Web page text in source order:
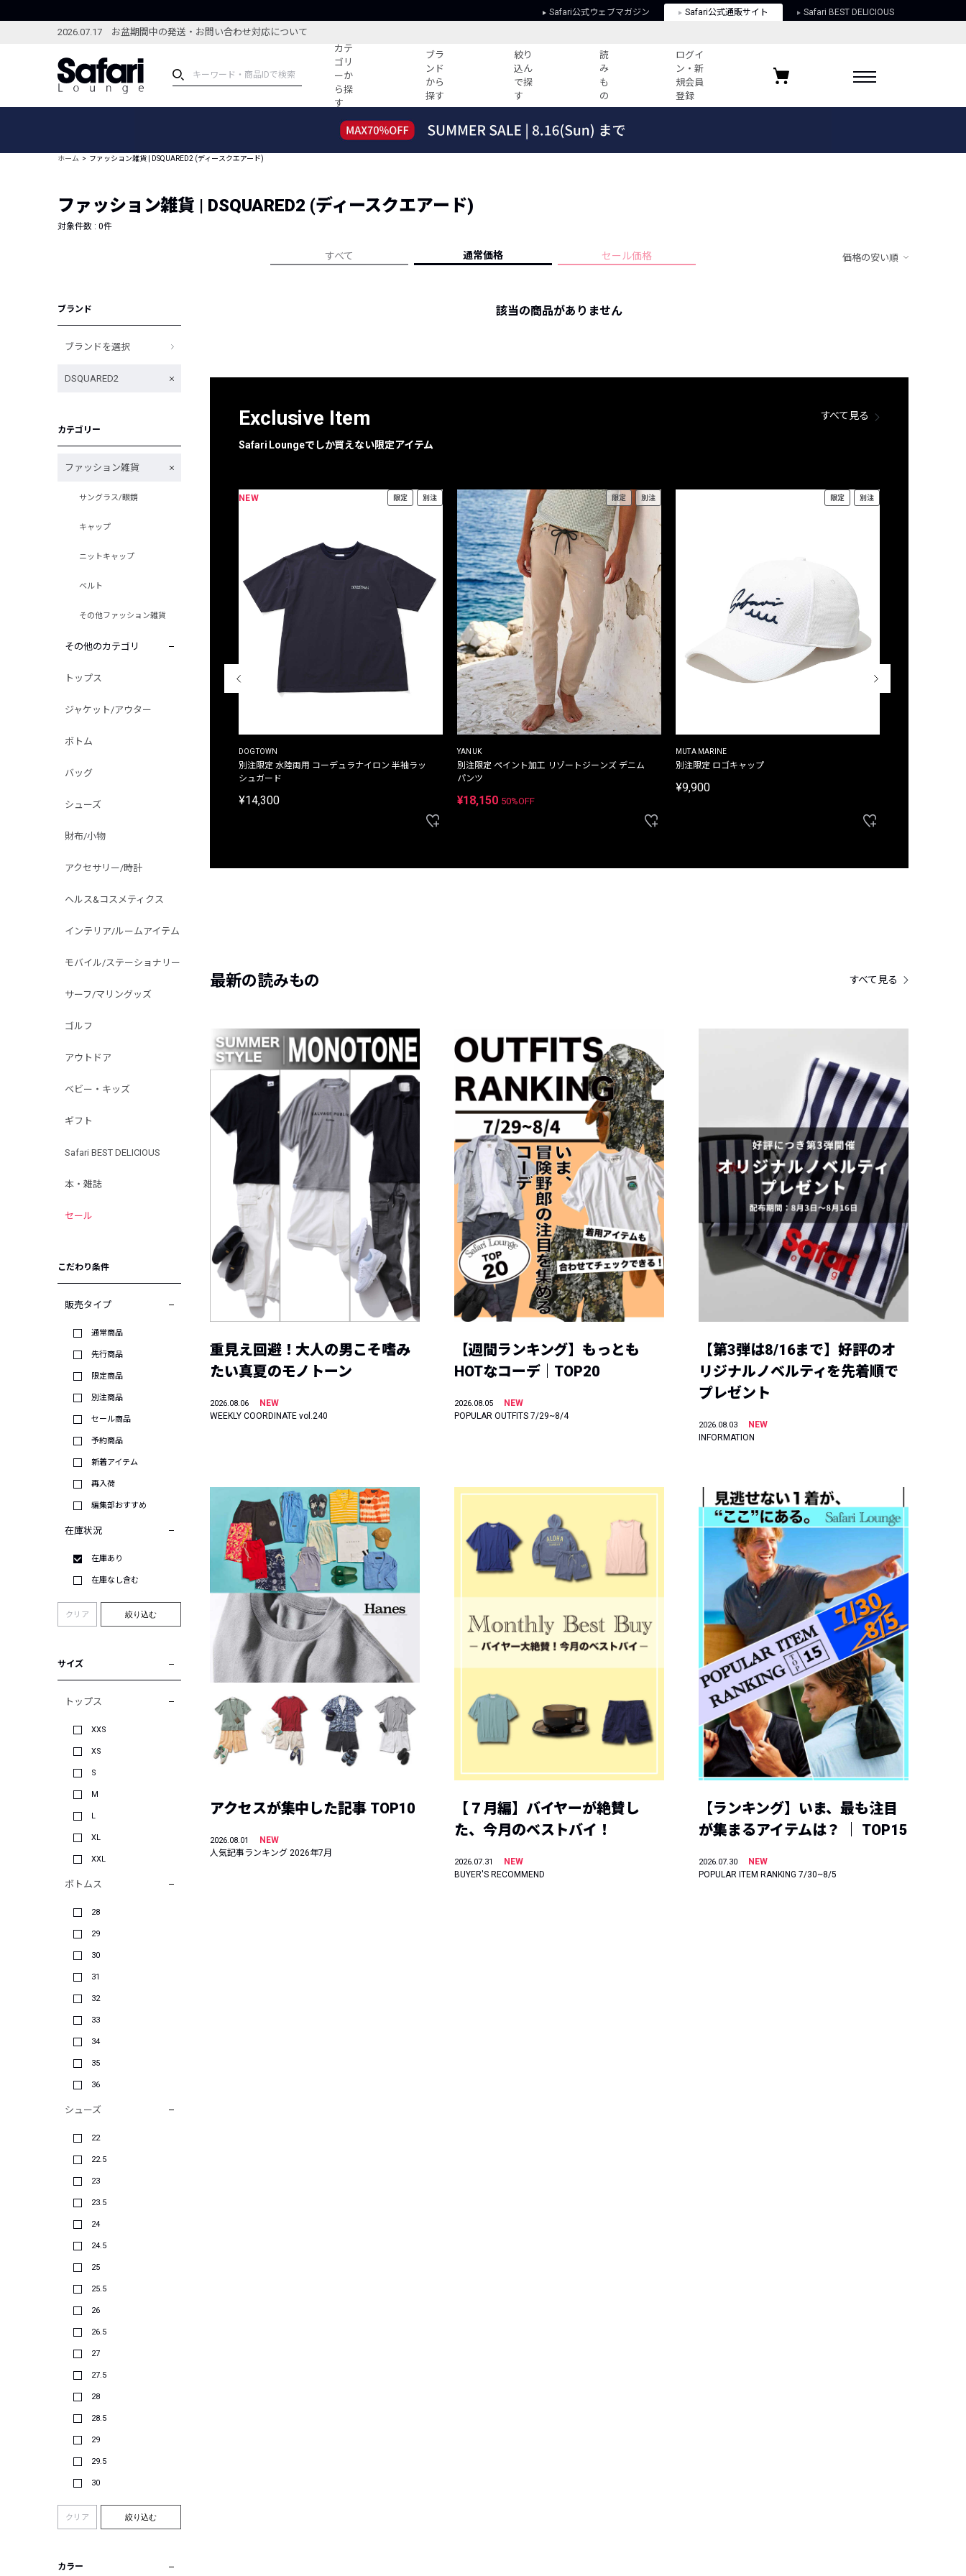
Safari公式ウェブマガジン Safari公式通販サイト Safari BEST DELICIOUS
2026.07.17 お盆期間中の発送・お問い合わせ対応について
カテ
ゴリ
ーか
ら探
す
ブラ
ンド
から
探す
絞り
込ん
で探
す
読
み
も
の
ログイ
ン・新
規会員
登録
ブランドから探す
新着アイテム
編集部のおすすめアイテム
特集記事
コーディネート
すべての記事
ーデ紹介
HOTなコーデ TOP20
人気記事ランキング
フォーカスブランド
プライバシーポリシー
お気に入りブランド
ホーム ファッション雑貨 | DSQUARED2 (ディースクエアード)
ファッション雑貨 | DSQUARED2 (ディースクエアード)
対象件数 : 0件
すべて 通常価格 セール価格 価格の安い順
ブランド
ブランドを選択
DSQUARED2
カテゴリー
ファッション雑貨
サングラス/眼鏡
キャップ
ニットキャップ
ベルト
その他ファッション雑貨
その他のカテゴリ
トップス
ジャケット/アウター
ボトム
バッグ
シューズ
財布/小物
アクセサリー/時計
ヘルス&コスメティクス
インテリア/ルームアイテム
モバイル/ステーショナリー
サーフ/マリングッズ
ゴルフ
アウトドア
ベビー・キッズ
ギフト
Safari BEST DELICIOUS
本・雑誌
セール
こだわり条件
販売タイプ
通常商品
先行商品
限定商品
別注商品
セール商品
予約商品
新着アイテム
再入荷
編集部おすすめ
在庫状況
在庫あり
在庫なし含む
クリア 絞り込む
サイズ
トップス
XXS
XS
S
M
L
XL
XXL
ボトムス
28
29
30
31
32
33
34
35
36
シューズ
22
22.5
23
23.5
24
24.5
25
25.5
26
26.5
27
27.5
28
28.5
29
29.5
30
クリア 絞り込む
カラー
該当の商品がありません
Exclusive Item
Safari Loungeでしか買えない限定アイテム
すべて見る
プリントTシャツ
NEW 限定 別注
DOGTOWN
別注限定 水陸両用 コーデュラナイロン 半袖ラッ
シュガード
¥14,300
限定 別注
YANUK
別注限定 ペイント加工 リゾートジーンズ デニム
パンツ
¥18,150 50%OFF
限定 別注
MUTA MARINE
別注限定 ロゴキャップ
¥9,900
最新の読みもの すべて見る
重見え回避！大人の男こそ嗜み
たい真夏のモノトーン
2026.08.06
NEW
WEEKLY COORDINATE vol.240
【週間ランキング】もっとも
HOTなコーデ｜TOP20
2026.08.05
NEW
POPULAR OUTFITS 7/29~8/4
【第3弾は8/16まで】好評のオ
リジナルノベルティを先着順で
プレゼント
2026.08.03
NEW
INFORMATION
アクセスが集中した記事 TOP10
2026.08.01
NEW
人気記事ランキング 2026年7月
【７月編】バイヤーが絶賛し
た、今月のベストバイ！
2026.07.31
NEW
BUYER'S RECOMMEND
【ランキング】いま、最も注目
が集まるアイテムは？ ｜ TOP15
2026.07.30
NEW
POPULAR ITEM RANKING 7/30~8/5